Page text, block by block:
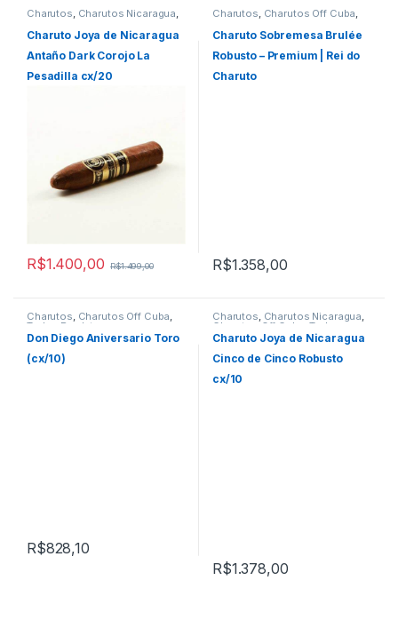
Charutos Charutos Nicaragua
Charutos Off Cuba
Produtos
Charuto Joya de Nicaragua
Antaño Dark Corojo La
Pesadilla cx/20
R$1.400,00 R$1.499,00
Charutos Charutos Off Cuba
Charutos Sobremesa
Produtos
Charuto Sobremesa Brulée
Robusto – Premium | Rei do
Charuto
R$1.358,00
Charutos, Charutos Off Cuba,
Todos Produtos
Don Diego Aniversario Toro
(cx/10)
R$828,10
Charutos, Charutos Nicaragua,
Charutos Off Cuba ,Todos
Produtos
Charuto Joya de Nicaragua
Cinco de Cinco Robusto
cx/10
R$1.378,00